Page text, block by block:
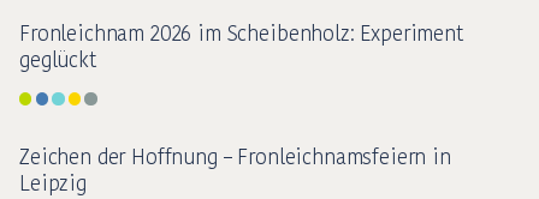
Fronleichnam 2026 im Scheibenholz: Experiment
geglückt
Zeichen der Hoffnung – Fronleichnamsfeiern in
Leipzig